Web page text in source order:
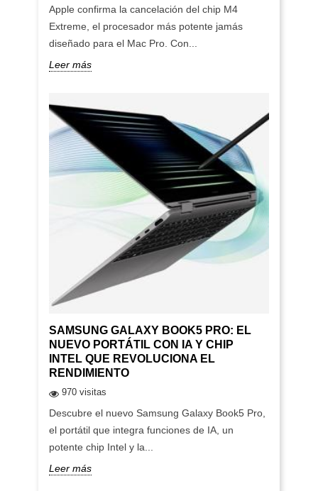
Apple confirma la cancelación del chip M4
Extreme, el procesador más potente jamás
diseñado para el Mac Pro. Con...
Leer más
SAMSUNG GALAXY BOOK5 PRO: EL
NUEVO PORTÁTIL CON IA Y CHIP
INTEL QUE REVOLUCIONA EL
RENDIMIENTO
970 visitas
Descubre el nuevo Samsung Galaxy Book5 Pro,
el portátil que integra funciones de IA, un
potente chip Intel y la...
Leer más